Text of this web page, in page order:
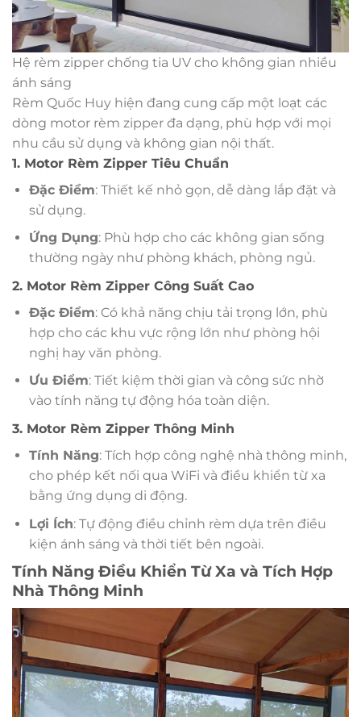
Hệ rèm zipper chống tia UV cho không gian nhiều
ánh sáng
Rèm Quốc Huy hiện đang cung cấp một loạt các
dòng motor rèm zipper đa dạng, phù hợp với mọi
nhu cầu sử dụng và không gian nội thất.
1. Motor Rèm Zipper Tiêu Chuẩn
Đặc Điểm: Thiết kế nhỏ gọn, dễ dàng lắp đặt và
sử dụng.
Ứng Dụng: Phù hợp cho các không gian sống
thường ngày như phòng khách, phòng ngủ.
2. Motor Rèm Zipper Công Suất Cao
Đặc Điểm: Có khả năng chịu tải trọng lớn, phù
hợp cho các khu vực rộng lớn như phòng hội
nghị hay văn phòng.
Ưu Điểm: Tiết kiệm thời gian và công sức nhờ
vào tính năng tự động hóa toàn diện.
3. Motor Rèm Zipper Thông Minh
Tính Năng: Tích hợp công nghệ nhà thông minh,
cho phép kết nối qua WiFi và điều khiển từ xa
bằng ứng dụng di động.
Lợi Ích: Tự động điều chỉnh rèm dựa trên điều
kiện ánh sáng và thời tiết bên ngoài.
Tính Năng Điều Khiển Từ Xa và Tích Hợp
Nhà Thông Minh